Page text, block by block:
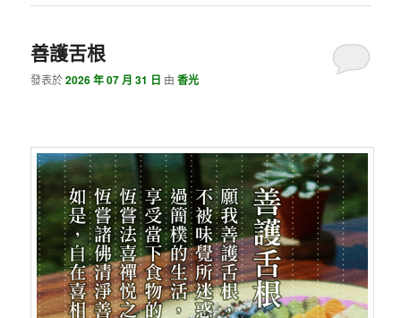
善護舌根
發表於2026 年 07 月 31 日 由香光